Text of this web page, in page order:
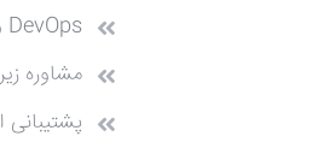
DevOps و مدیریت سرور
مشاوره
پشتیبانی